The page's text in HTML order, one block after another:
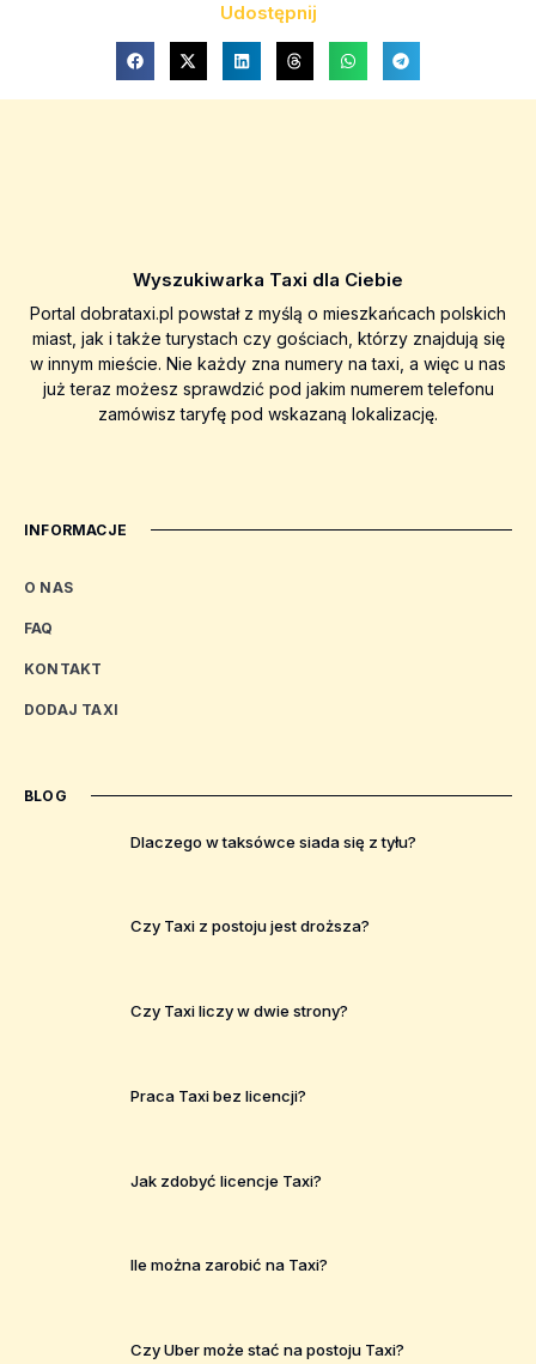
Udostępnij
Wyszukiwarka Taxi dla Ciebie
Portal dobrataxi.pl powstał z myślą o mieszkańcach polskich
miast, jak i także turystach czy gościach, którzy znajdują się
w innym mieście. Nie każdy zna numery na taxi, a więc u nas
już teraz możesz sprawdzić pod jakim numerem telefonu
zamówisz taryfę pod wskazaną lokalizację.
INFORMACJE
O NAS
FAQ
KONTAKT
DODAJ TAXI
BLOG
Dlaczego w taksówce siada się z tyłu?
Czy Taxi z postoju jest droższa?
Czy Taxi liczy w dwie strony?
Praca Taxi bez licencji?
Jak zdobyć licencje Taxi?
Ile można zarobić na Taxi?
Czy Uber może stać na postoju Taxi?